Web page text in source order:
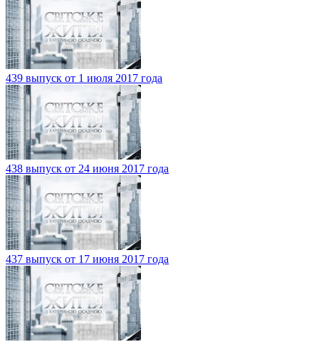
439 выпуск от 1 июля 2017 года
438 выпуск от 24 июня 2017 года
437 выпуск от 17 июня 2017 года